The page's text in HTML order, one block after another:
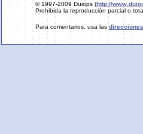
© 1997-2009 Duiops (http://
Prohibida la reproducción parcial o
Para comentarios, usa las